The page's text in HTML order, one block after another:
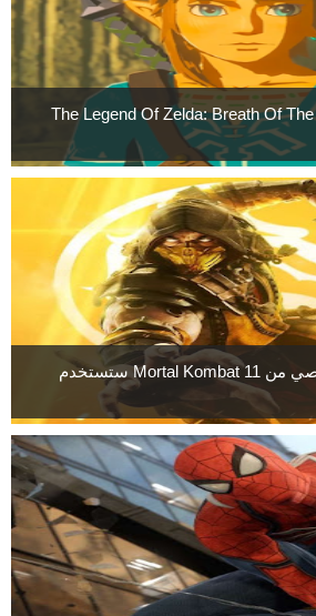
تعرف علي حجم لعبة The Legend Of Zelda: Breath Of The
نسخة الحاسب الشخصي من Mortal Kombat 11 ستستخدم